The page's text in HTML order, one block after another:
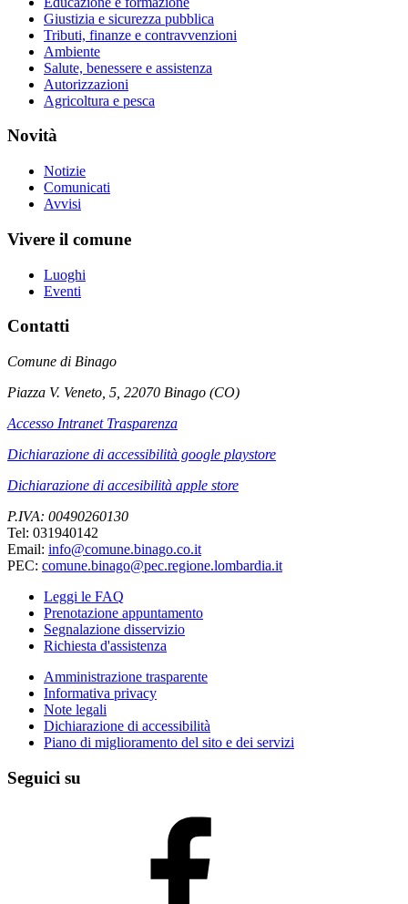
Giustizia e sicurezza pubblica
Tributi, finanze e contravvenzioni
Ambiente
Salute, benessere e assistenza
Autorizzazioni
Agricoltura e pesca
Novità
Notizie
Comunicati
Avvisi
Vivere il comune
Luoghi
Eventi
Contatti
Comune di Binago
Piazza V. Veneto, 5, 22070 Binago (CO)
Accesso Intranet Trasparenza
Dichiarazione di accessibilità google playstore
Dichiarazione di accesibilità apple store
P.IVA: 00490260130
Tel: 031940142
Email: info@comune.binago.co.it
PEC: comune.binago@pec.regione.lombardia.it
Leggi le FAQ
Prenotazione appuntamento
Segnalazione disservizio
Richiesta d'assistenza
Amministrazione trasparente
Informativa privacy
Note legali
Dichiarazione di accessibilità
Piano di miglioramento del sito e dei servizi
Seguici su